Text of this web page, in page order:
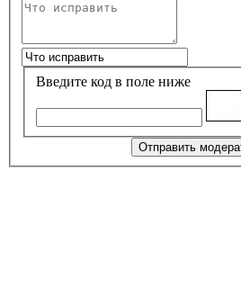
Введите код в поле ниже
Отправить